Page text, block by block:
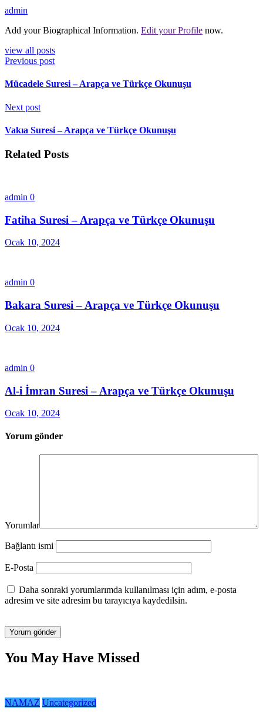
admin
Add your Biographical Information. Edit your Profile now.
view all posts
Previous post
Mücadele Suresi – Arapça ve Türkçe Okunuşu
Next post
Vakıa Suresi – Arapça ve Türkçe Okunuşu
Related Posts
admin 0
Fatiha Suresi – Arapça ve Türkçe Okunuşu
Ocak 10, 2024
admin 0
Bakara Suresi – Arapça ve Türkçe Okunuşu
Ocak 10, 2024
admin 0
Al-i İmran Suresi – Arapça ve Türkçe Okunuşu
Ocak 10, 2024
Yorum gönder
Yorumlar
Bağlantı ismi
E-Posta
Daha sonraki yorumlarımda kullanılması için adım, e-posta
adresim ve site adresim bu tarayıcıya kaydedilsin.
You May Have Missed
NAMAZ Uncategorized